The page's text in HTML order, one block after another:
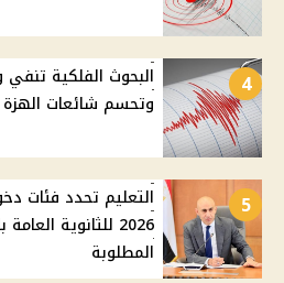
4
البحوث الفلكية
وتحسم شائعات الهزة
5
التعليم تحدد فئات
2026 للثانوية
المطلوبة